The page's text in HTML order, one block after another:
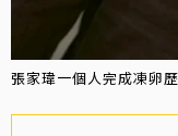
張家瑋一個人完成凍卵